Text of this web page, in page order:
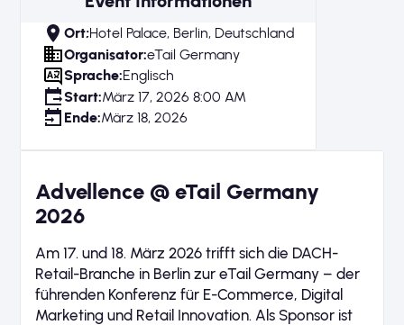
Advellence @ eTail Germany
2026
Am 17. und 18. März 2026 trifft sich die DACH-
Retail-Branche in Berlin zur eTail Germany – der
führenden Konferenz für E-Commerce, Digital
Marketing und Retail Innovation. Als Sponsor ist
Ort;Hotel Palace, Berlin, Deutschland
Organisator:eTail Germany
Sprache:Englisch
Start:März 17, 2026 8:00 AM
Ende:März 18, 2026